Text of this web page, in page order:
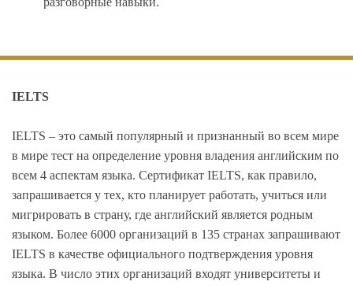
IELTS
IELTS – это самый популярный и признанный во всем мире
в мире тест на определение уровня владения английским по
всем 4 аспектам языка. Сертификат IELTS, как правило,
запрашивается у тех, кто планирует работать, учиться или
мигрировать в страну, где английский является родным
языком. Более 6000 организаций в 135 странах запрашивают
IELTS в качестве официального подтверждения уровня
языка. В число этих организаций входят университеты и